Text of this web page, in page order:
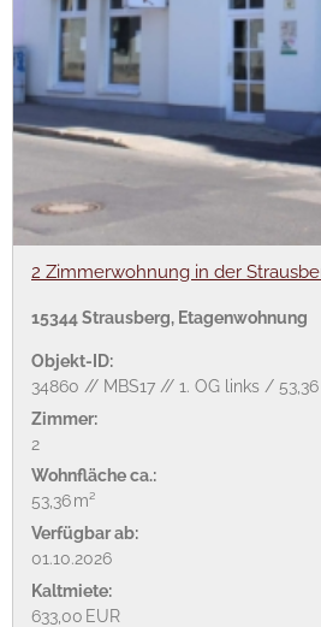
2 Zimmerwohnung in der
15344 Strausberg, Etagenwohnung
Objekt-ID:
34860 // MBS17 // 1. OG links / 53,36
Zimmer:
2
Wohnfläche ca.:
53,36 m²
Verfügbar ab:
01.10.2026
Kaltmiete:
633,00 EUR